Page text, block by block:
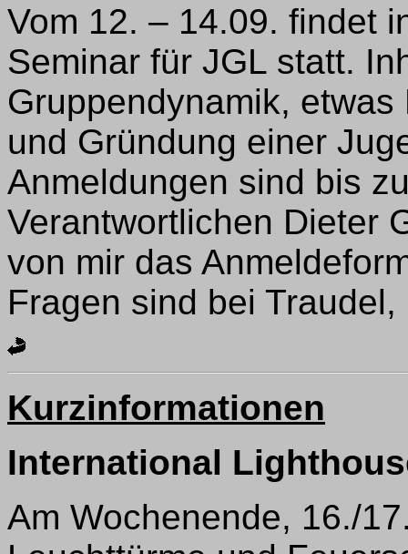
Vom 12. – 14.09. findet
Seminar für JGL statt.
Gruppendynamik,
und Gründung einer
Anmeldungen sind bis
Verantwortlichen Dieter
von mir das
Fragen sind bei
Kurzinformationen
International
Am Wochenende, 16./